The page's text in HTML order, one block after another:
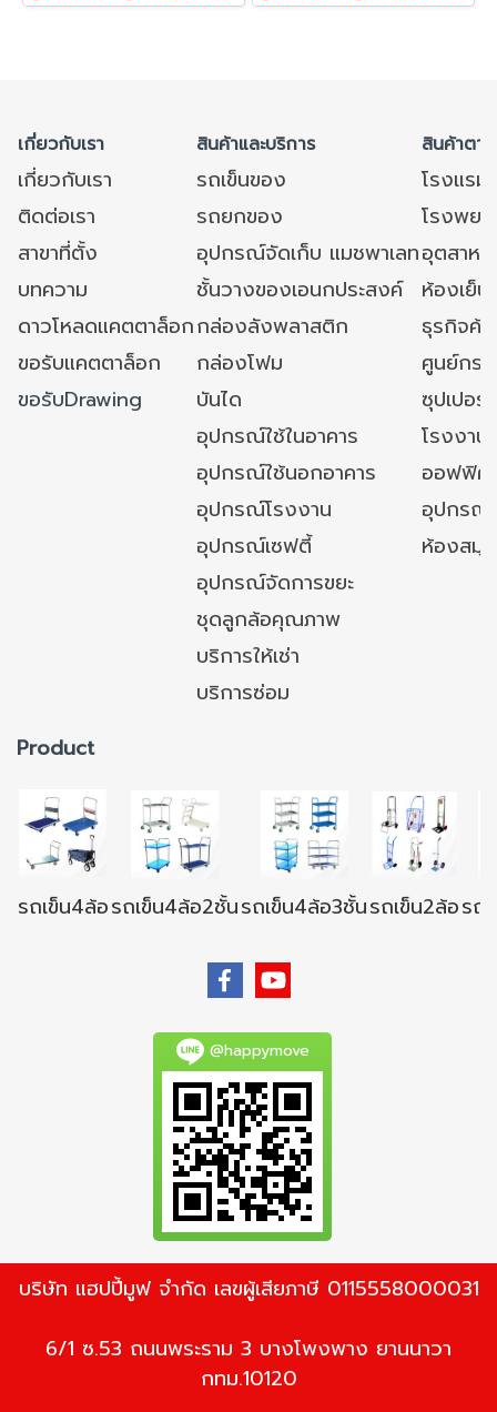
เกี่ยวกับเรา สินค้าและบริการ สินค้าตา
เกี่ยวกับเรา รถเข็นของ
โรงแร
ติดต่อเรา
รถยกของ
โรงพย
สาขาที่ตั้ง
อุปกรณ์จัดเก็บ แมชพาเลทอุตสาหก
บทความ
ชั้นวางของเอนกประสงค์
ห้องเย็
ดาวโหลดแคตตาล็อกกล่องลังพลาสติก
ธุรกิจค้
ขอรับแคตตาล็อก
กล่องโฟม
ศูนย์กร
ขอรับDrawing
บันได
ซุปเปอ
อุปกรณ์ใช้ในอาคาร
โรงงา
อุปกรณ์ใช้นอกอาคาร
ออฟฟิศ/
อุปกรณ์โรงงาน
อุปกรณ์
อุปกรณ์เซฟตี้
ห้องสมุ
อุปกรณ์จัดการขยะ
ชุดลูกล้อคุณภาพ
บริการให้เช่า
บริการซ่อม
Product
รถเข็น4ล้อรถเข็น4ล้อ2ชั้นรถเข็น4ล้อ3ชั้นรถเข็น2ล้อรถ
@happymove
บริษัท แฮปปี้มูฟ จำกัด เลขผู้เสียภาษี 0115558000031
6/1 ซ.53 ถนนพระราม 3 บางโพงพาง ยานนาวา
กทม.10120